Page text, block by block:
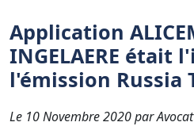
Application
INGELAERE était
l'émission Russia
Le 10 Novembre 2020 par